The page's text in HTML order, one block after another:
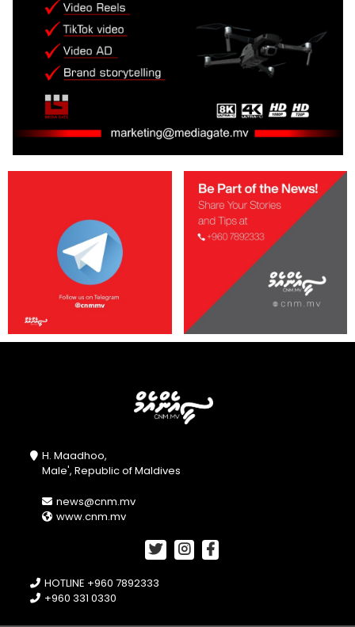
H. Maadhoo,
Male', Republic of Maldives
news@cnm.mv
www.cnm.mv
HOTLINE +960 7892333
+960 331 0330